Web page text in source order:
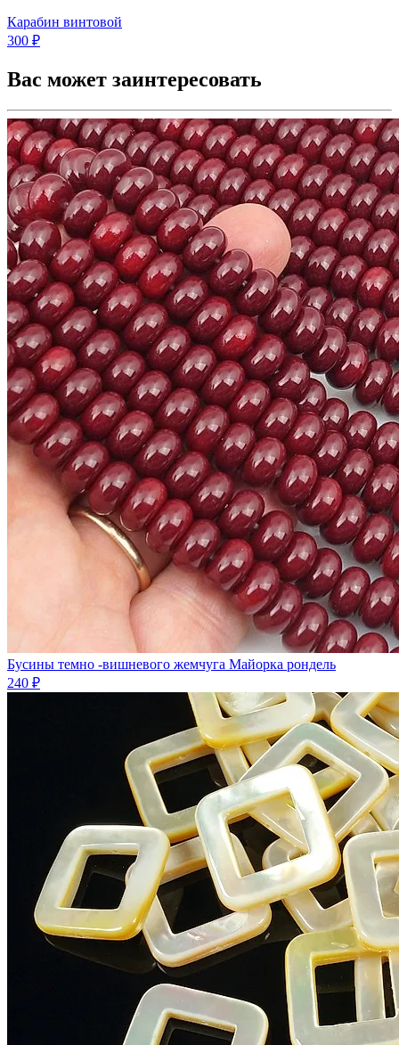
Карабин винтовой
300 ₽
Вас может заинтересовать
Бусины темно -вишневого жемчуга Майорка рондель
240 ₽